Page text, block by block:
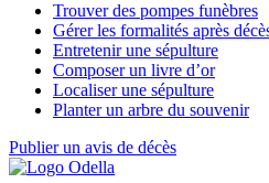
Trouver des pompes funèbres
Gérer les formalités après
Entretenir une sépulture
Composer un livre d’or
Localiser une sépulture
Planter un arbre du souvenir
Publier un avis de décès